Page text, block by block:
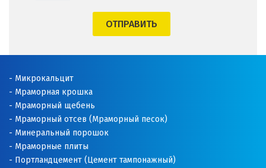
ОТПРАВИТЬ
Микрокальцит
Мраморная крошка
Мраморный щебень
Мраморный отсев (Мраморный песок)
Минеральный порошок
Мраморные плиты
Портландцемент (Цемент тампонажный)